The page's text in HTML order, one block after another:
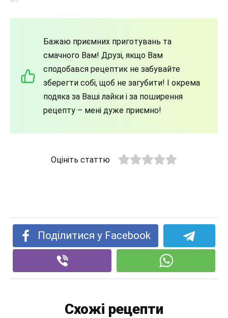
Бажаю приємних приготувань та
смачного Вам! Друзі, якщо Вам
сподобався рецептик не забувайте
зберегти собі, щоб не загубити! І окрема
подяка за Ваші лайки і за поширення
рецепту – мені дуже приємно!
Оцініть статтю
Поділитися у Facebook
Схожі рецепти